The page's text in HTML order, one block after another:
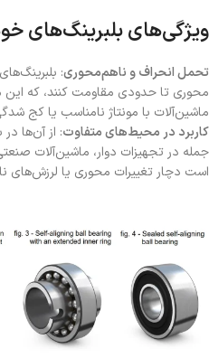
ویژگی‌های بلبرینگ‌های
تحمل انحراف و ناهم‌محوری:
محوری تا حدودی مقاومت کنند، که
ماشین‌آلات با مونتاژ نامناسب یا کج
کاربرد در محیط‌های متفاوت: از آن‌ها در
جمله در تجهیزات دوار، ماشین‌آلات
است دچار تغییرات محوری یا لرزش‌های